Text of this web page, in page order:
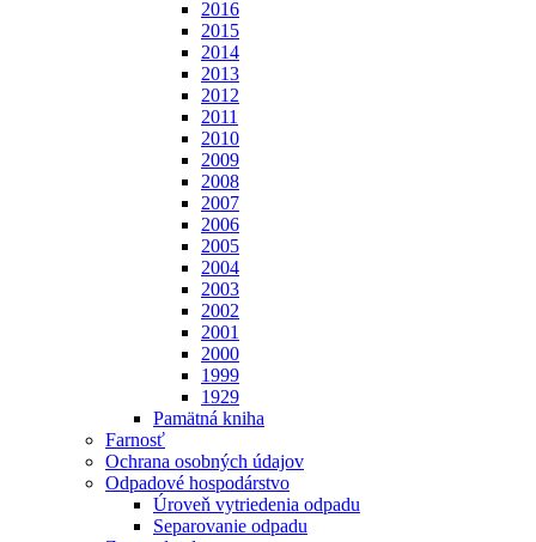
2016
2015
2014
2013
2012
2011
2010
2009
2008
2007
2006
2005
2004
2003
2002
2001
2000
1999
1929
Pamätná kniha
Farnosť
Ochrana osobných údajov
Odpadové hospodárstvo
Úroveň vytriedenia odpadu
Separovanie odpadu